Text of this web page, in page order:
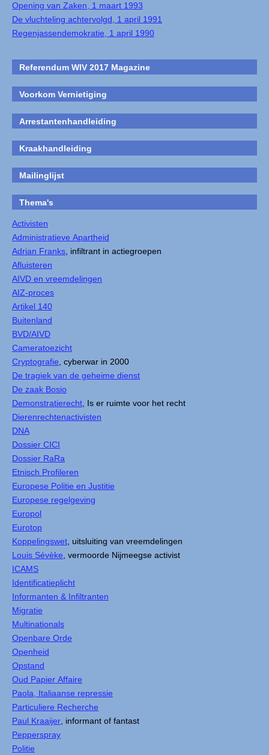
Opening van Zaken, 1 maart 1993
De vluchteling achtervolgd, 1 april 1991
Regenjassendemokratie, 1 april 1990
Referendum WIV 2017 Magazine
Voorkom Vernietiging
Arrestantenhandleiding
Kraakhandleiding
Mailinglijst
Thema's
Activisten
Administratieve Apartheid
Adrian Franks , infiltrant in actiegroepen
Afluisteren
AIVD en vreemdelingen
AIZ-proces
Artikel 140
Buitenland
BVD/AIVD
Cameratoezicht
Cryptografie , cyberwar in 2000
De tragiek van de geheime dienst
De zaak Bosio
Demonstratierecht , Is er ruimte voor het recht
Dierenrechtenactivisten
DNA
Dossier CICI
Dossier RaRa
Etnisch Profileren
Europese Politie en Justitie
Europese regelgeving
Europol
Eurotop
Koppelingswet , uitsluiting van vreemdelingen
Louis Sévèke , vermoorde Nijmeegse activist
ICAMS
Identificatieplicht
Informanten & Infiltranten
Migratie
Multinationals
Openbare Orde
Openheid
Opstand
Oud Papier Affaire
Paola, Italiaanse repressie
Particuliere Recherche
Paul Kraaijer , informant of fantast
Pepperspray
Politie